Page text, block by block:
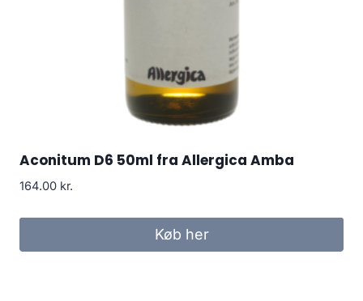
Aconitum D6 50ml fra Allergica Amba
164.00 kr.
Køb her